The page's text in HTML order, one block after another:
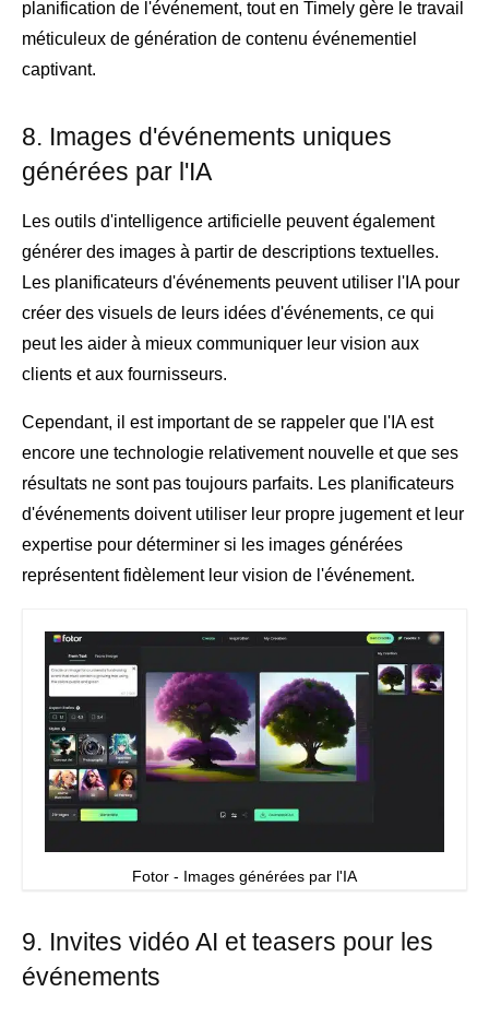
planification de l'événement, tout en Timely gère le travail
méticuleux de génération de contenu événementiel
captivant.
8. Images d'événements uniques
générées par l'IA
Les outils d'intelligence artificielle peuvent également
générer des images à partir de descriptions textuelles.
Les planificateurs d'événements peuvent utiliser l'IA pour
créer des visuels de leurs idées d'événements, ce qui
peut les aider à mieux communiquer leur vision aux
clients et aux fournisseurs.
Cependant, il est important de se rappeler que l'IA est
encore une technologie relativement nouvelle et que ses
résultats ne sont pas toujours parfaits. Les planificateurs
d'événements doivent utiliser leur propre jugement et leur
expertise pour déterminer si les images générées
représentent fidèlement leur vision de l'événement.
Fotor - Images générées par l'IA
9. Invites vidéo AI et teasers pour les
événements